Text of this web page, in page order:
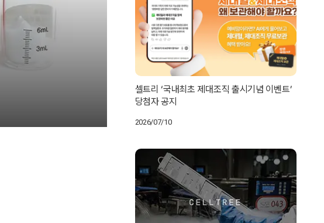
셀트리 ‘국내최초 제대조직 출시기념 이벤트’
당첨자 공지
2026/07/10